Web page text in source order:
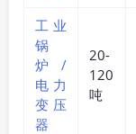
工业
锅
炉/
电力
变压
器
20-
120
吨